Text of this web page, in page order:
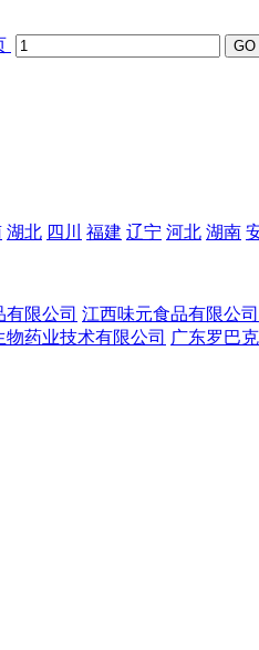
湖北 四川 福建 辽宁 河北 湖南
限公司 江西味元食品有限公司
物药业技术有限公司 广东罗巴